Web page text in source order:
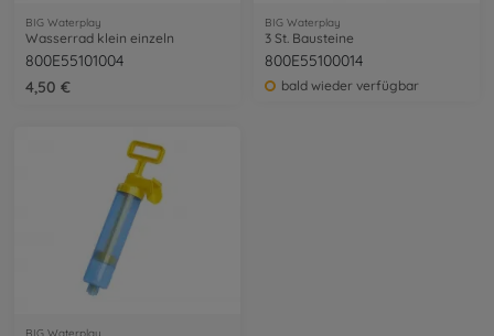
BIG Waterplay
Wasserrad klein einzeln
800E55101004
4,50 €
BIG Waterplay
3 St. Bausteine
800E55100014
bald wieder verfügbar